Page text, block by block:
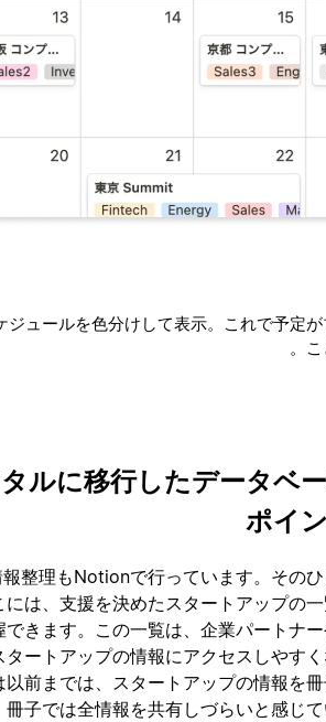
ジュールを色分けして表示。これで予定
ルに移行したデータベ
ポイ
整理もNotionで行っています。その
は、支援を決めたスタートアップの
きます。この一覧は、企業パートナ
ートアップの情報にアクセスしやす
前までは、スタートアップの情報を
子では全情報を共有しづらいと感じ